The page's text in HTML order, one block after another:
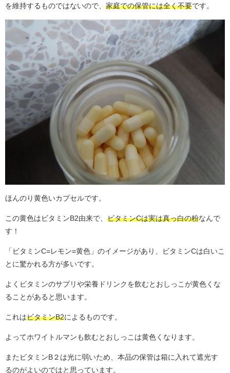
を維持するものではないので、 家庭での保管には全く不要です。
ほんのり黄色いカプセルです。
この黄色はビタミンB2由来で、 ビタミンCは実は真っ白の粉なんで
す！
「ビタミンC=レモン=黄色」のイメージがあり、ビタミンCは白いこ
とに驚かれる方が多いです。
よくビタミンのサプリや栄養ドリンクを飲むとおしっこが黄色くな
ることがあると思います。
これはビタミンB2によるものです。
よってホワイトルマンも飲むとおしっこは黄色くなります。
またビタミンB２は光に弱いため、本品の保管は箱に入れて遮光す
るのがよいのではと思っています。